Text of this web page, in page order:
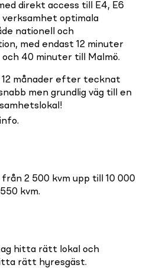
direkt access till E4, E6
optimala
nationell och
med endast 12 minuter
40 minuter till Malmö.
månader efter tecknat
men grundlig väg till en
2 500 kvm upp till 10 000
kvm.
hitta rätt lokal och
rätt hyresgäst.